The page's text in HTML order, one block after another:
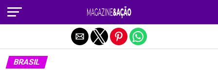
BRASIL
Sair da versão mobile